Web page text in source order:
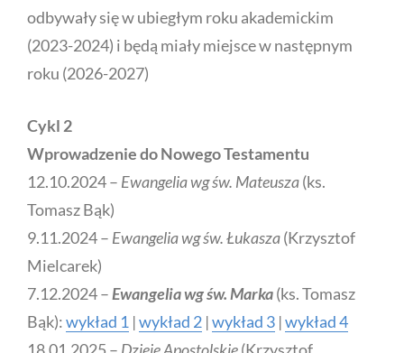
odbywały się w ubiegłym roku akademickim
(2023-2024) i będą miały miejsce w następnym
roku (2026-2027)
Cykl 2
Wprowadzenie do Nowego Testamentu
12.10.2024 – Ewangelia wg św. Mateusza(ks.
Tomasz Bąk)
9.11.2024 – Ewangelia wg św. Łukasza(Krzysztof
Mielcarek)
7.12.2024 –Ewangelia wg św. Marka(ks. Tomasz
Bąk):wykład 1 |wykład 2 |wykład 3 |wykład 4